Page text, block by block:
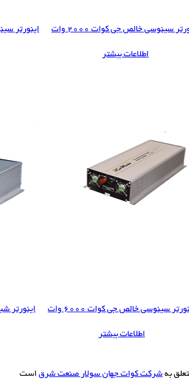
سینوسی خالص جی کوات 2000 وات
اطلاعات بیشتر
اینورتر
سینوسی خالص جی کوات 6000 وات
اطلاعات بیشتر
اینورتر
به شرکت کوات جهان سولار صنعت شرق است